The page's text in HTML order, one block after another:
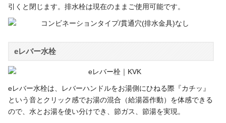
引くと閉じます。排水栓は現在のままご使用可能です。
eレバー水栓
eレバー水栓は、レバーハンドルをお湯側にひねる際『カチッ』
という音とクリック感でお湯の混合（給湯器作動）を体感できる
ので、水とお湯を使い分けでき、節ガス、節湯を実現。